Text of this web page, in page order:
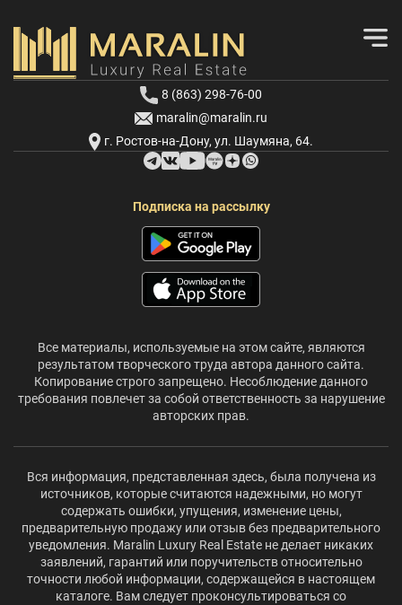
8 (863) 298-76-00
maralin@maralin.ru
г. Ростов-на-Дону, ул. Шаумяна, 64.
Подписка на рассылку
Все материалы, используемые на этом сайте, являются
результатом творческого труда автора данного сайта.
Копирование строго запрещено. Несоблюдение данного
требования повлечет за собой ответственность за нарушение
авторских прав.
Вся информация, представленная здесь, была получена из
источников, которые считаются надежными, но могут
содержать ошибки, упущения, изменение цены,
предварительную продажу или отзыв без предварительного
уведомления. Maralin Luxury Real Estate не делает никаких
заявлений, гарантий или поручительств относительно
точности любой информации, содержащейся в настоящем
каталоге. Вам следует проконсультироваться со